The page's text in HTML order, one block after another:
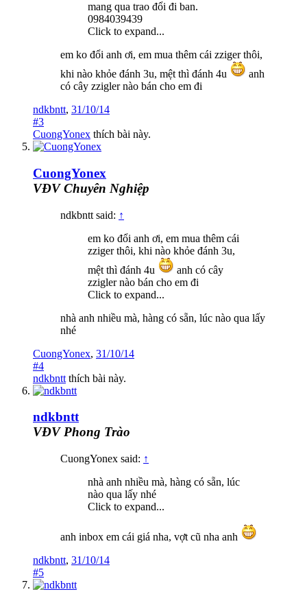
mang qua trao đổi đi ban.
0984039439
Click to expand...
em ko đổi anh ơi, em mua thêm cái zziger thôi,
khi nào khỏe đánh 3u, mệt thì đánh 4u
anh
có cây zzigler nào bán cho em đi
ndkbntt, 31/10/14
#3
CuongYonex thích bài này.
CuongYonex
VĐV Chuyên Nghiệp
ndkbntt said: ↑
em ko đổi anh ơi, em mua thêm cái
zziger thôi, khi nào khỏe đánh 3u,
mệt thì đánh 4u
anh có cây
zzigler nào bán cho em đi
Click to expand...
nhà anh nhiều mà, hàng có sẵn, lúc nào qua lấy
nhé
CuongYonex, 31/10/14
#4
ndkbntt thích bài này.
ndkbntt
VĐV Phong Trào
CuongYonex said: ↑
nhà anh nhiều mà, hàng có sẵn, lúc
nào qua lấy nhé
Click to expand...
anh inbox em cái giá nha, vợt cũ nha anh
ndkbntt, 31/10/14
#5